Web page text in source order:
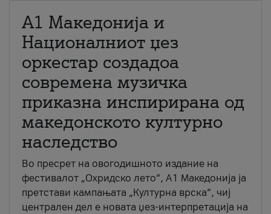
А1 Македонија и
Националниот џез
оркестар создадоа
современа музичка
приказна инспирирана од
македонското културно
наследство
Во пресрет на овогодишното издание на
фестивалот „Охридско лето“, А1 Македонија ја
претстави кампањата „Културна врска“, чиј
централен дел е новата џез-интерпретација на